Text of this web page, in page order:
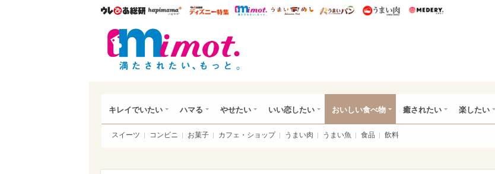
ウレぴあ総研ハピママ* ウレぴあ総研 ディズニー特集
mimot. うまいめし うまいパン うまい肉
キレイでいたい ハマる やせたい いい恋したい おいしい食べ物 癒されたい 楽したい
スイーツ コンビニ お菓子 カフェ・ショップ うまい肉 うまい魚 食品 飲料